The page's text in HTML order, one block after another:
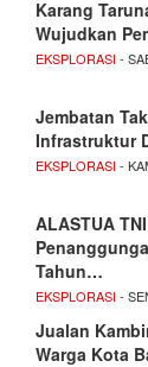
Karang
Wujudkan
EKSPLORASI-
Jembatan
Infrastruktur
EKSPLORASI-
ALASTUA
Tahun…
EKSPLORASI-
Jualan
Warga Kota